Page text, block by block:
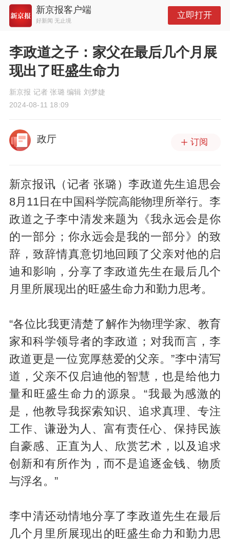
新京报客户端
好新闻 无止境
立即打开
李政道之子：家父在最后几个月展
现出了旺盛生命力
新京报 记者 张璐 编辑 刘梦婕
2024-08-11 18:09
政厅 订阅
新京报讯（记者 张璐）李政道先生追思会
8月11日在中国科学院高能物理所举行。李
政道之子李中清发来题为《我永远会是你
的一部分；你永远会是我的一部分》的致
辞，致辞情真意切地回顾了父亲对他的启
迪和影响，分享了李政道先生在最后几个
月里所展现出的旺盛生命力和勤力思考。
“各位比我更清楚了解作为物理学家、教育
家和科学领导者的李政道；对我而言，李
政道更是一位宽厚慈爱的父亲。”李中清写
道，父亲不仅启迪他的智慧，也是给他力
量和旺盛生命力的源泉。“我最为感激的
是，他教导我探索知识、追求真理、专注
工作、谦逊为人、富有责任心、保持民族
自豪感、正直为人、欣赏艺术，以及追求
创新和有所作为，而不是追逐金钱、物质
与浮名。”
李中清还动情地分享了李政道先生在最后
几个月里所展现出的旺盛生命力和勤力思